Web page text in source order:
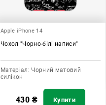
Apple iPhone 14
Чохол "Чорно-білі написи"
Матеріал: Чорний матовий
силікон
430 ₴ Купити